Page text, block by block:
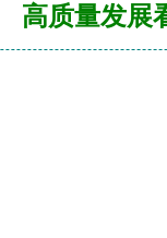
高质量发展